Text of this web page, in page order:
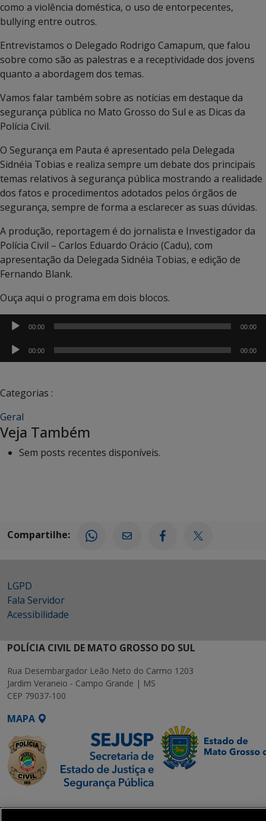
como a violência doméstica, o uso de entorpecentes,
bullying entre outros.
Entrevistamos o Delegado Rodrigo Camapum, que falou
sobre como são as palestras e a receptividade dos jovens
quanto a abordagem dos temas.
Vamos falar também sobre as notícias em destaque da
segurança pública no Mato Grosso do Sul e as Dicas da
Polícia Civil.
O Segurança em Pauta é apresentado pela Delegada
Sidnéia Tobias e realiza sempre um debate dos principais
temas relativos à segurança pública mostrando a realidade
dos fatos e procedimentos adotados pelos órgãos de
segurança, sempre de forma a esclarecer as suas dúvidas.
A produção, reportagem é do jornalista e Investigador da
Polícia Civil – Carlos Eduardo Orácio (Cadu), com
apresentação da Delegada Sidnéia Tobias, e edição de
Fernando Blank.
Ouça aqui o programa em dois blocos.
Tocador
áudio
00:00 00:00
Tocador
de
00:00 00:00
Categorias :
Geral
Veja Também
Sem posts recentes disponíveis.
Compartilhe:
LGPD
Fala Servidor
Acessibilidade
POLÍCIA CIVIL DE MATO GROSSO DO SUL
Rua Desembargador Leão Neto do Carmo 1203
Jardim Veraneio - Campo Grande | MS
CEP 79037-100
MAPA